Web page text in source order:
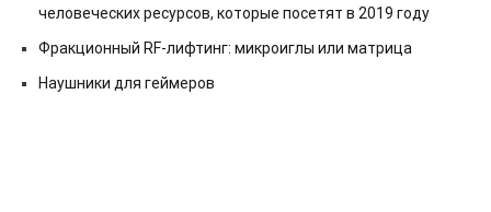
человеческих ресурсов, которые посетят в 2019 году
Фракционный RF-лифтинг: микроиглы или матрица
Наушники для геймеров